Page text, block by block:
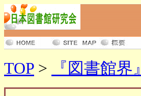
TOP > 『図書館界』